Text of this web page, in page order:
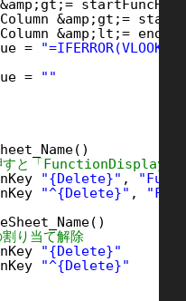
startFuncRow
&amp;gt;=
&amp;lt;=
=
=
""
と「
"{Delete}" ,
"^{Delete}" ,
り当て解除
"{Delete}"
"^{Delete}"